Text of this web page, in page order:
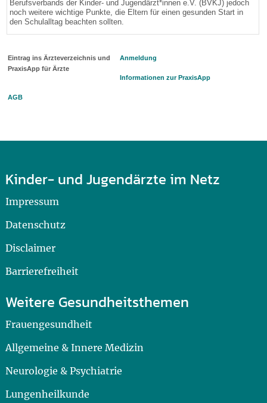
Berufsverbands der Kinder- und Jugendärzt*innen e.V. (BVKJ) jedoch
noch weitere wichtige Punkte, die Eltern für einen gesunden Start in
den Schulalltag beachten sollten.
Eintrag ins Ärzteverzeichnis und
PraxisApp für Ärzte
Anmeldung
Informationen zur PraxisApp
AGB
Kinder- und Jugendärzte im Netz
Impressum
Datenschutz
Disclaimer
Barrierefreiheit
Weitere Gesundheitsthemen
Frauengesundheit
Allgemeine & Innere Medizin
Neurologie & Psychiatrie
Lungenheilkunde